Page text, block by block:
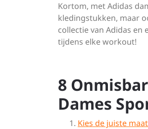
Kortom, met Adidas
kledingstukken, maar
collectie van Adidas
tijdens elke workout!
8
Dames
Kies de juiste